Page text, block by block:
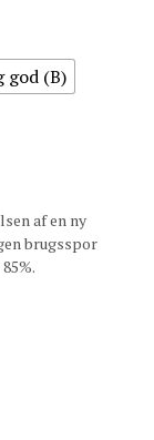
god (B)
af en ny
brugsspor